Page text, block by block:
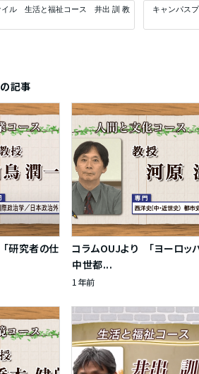
イル 生活と福祉コース 井出 訓 教
キャンパス
記事
研究者の仕
コラムOUJより 「ヨーロッ
中世都...
1年前